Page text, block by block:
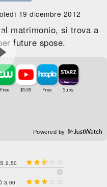
19 dicembre 2012
matrimonio, si trova a
future spose.
Powered by
2,50   

3,00   